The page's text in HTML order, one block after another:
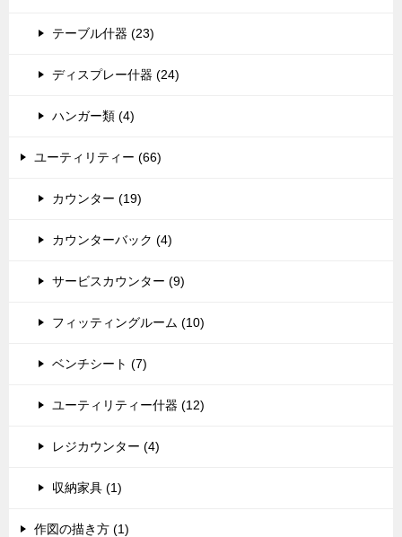
テーブル什器 (23)
ディスプレー什器 (24)
ハンガー類 (4)
ユーティリティー (66)
カウンター (19)
カウンターバック (4)
サービスカウンター (9)
フィッティングルーム (10)
ベンチシート (7)
ユーティリティー什器 (12)
レジカウンター (4)
収納家具 (1)
作図の描き方 (1)